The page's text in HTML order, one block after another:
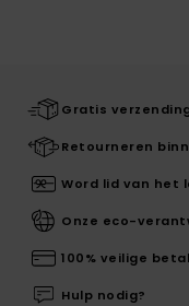
Gratis
Retourneren
Word lid van het
Onze eco-
100% veilige
Hulp nodig?